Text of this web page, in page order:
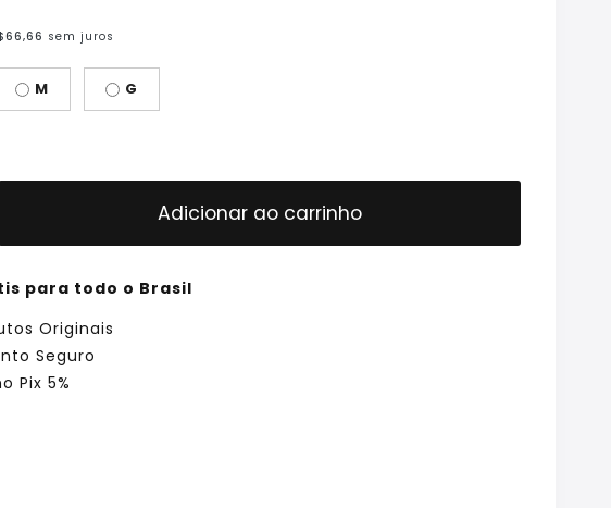
66,66 sem juros
M G
Adicionar ao carrinho
para todo o Brasil
Originais
Seguro
Pix 5%